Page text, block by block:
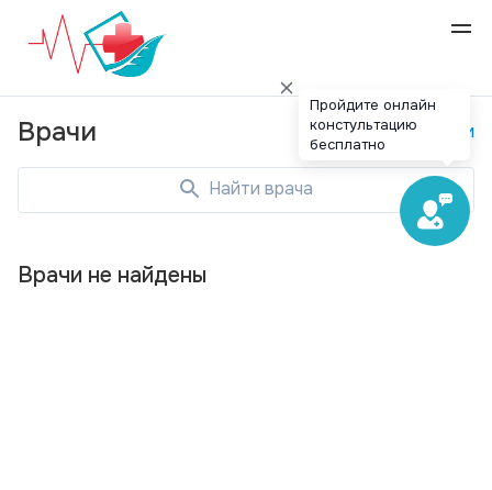
Врачи Специальности
Найти врача
Врачи не найдены
Пройдите онлайн
констультацию
бесплатно